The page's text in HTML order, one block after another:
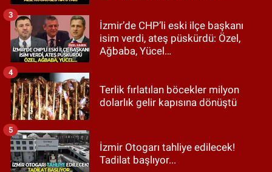
İzmir’de CHP’li eski ilçe başkanı
isim verdi, ateş püskürdü: Özel,
Ağbaba, Yücel…
3
Terlik fırlatılan böcekler milyon
dolarlık gelir kapısına dönüştü
4
İzmir Otogarı tahliye edilecek!
Tadilat başlıyor...
5